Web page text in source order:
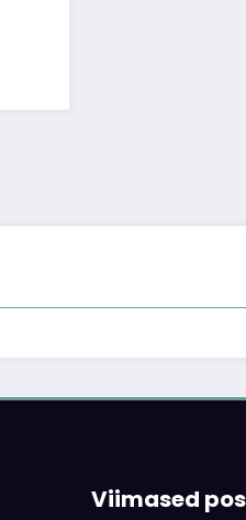
Viimased